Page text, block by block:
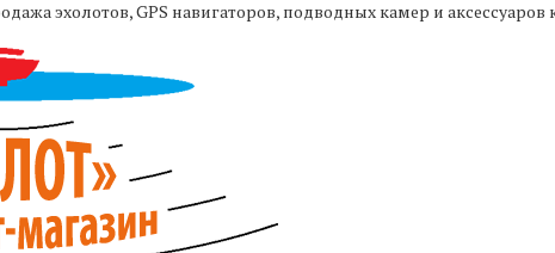
эхолотов, GPS навигаторов, подводных камер и аксессуаров